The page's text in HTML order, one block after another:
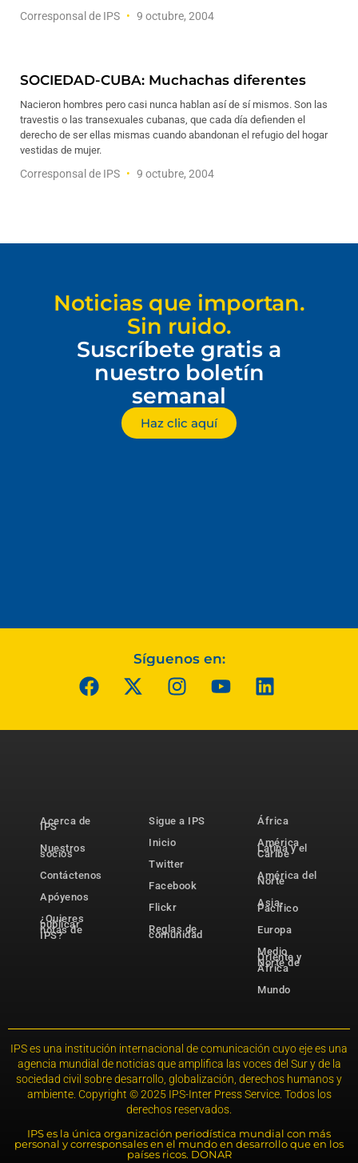
Corresponsal de IPS 9 octubre, 2004
SOCIEDAD-CUBA: Muchachas diferentes
Nacieron hombres pero casi nunca hablan así de sí mismos. Son las
travestis o las transexuales cubanas, que cada día defienden el
derecho de ser ellas mismas cuando abandonan el refugio del hogar
vestidas de mujer.
Corresponsal de IPS 9 octubre, 2004
Noticias que importan.
Sin ruido.
Suscríbete gratis a
nuestro boletín
semanal
Haz clic aquí
Síguenos en:
Acerca de
IPS
Nuestros
socios
Contáctenos
Apóyenos
¿Quieres
publicar
notas de
IPS?
Sigue a IPS
Inicio
Twitter
Facebook
Flickr
Reglas de
comunidad
África
América
Latina y el
Caribe
América del
Norte
Asia-
Pacífico
Europa
Medio
Oriente y
Norte de
África
Mundo
IPS es una institución internacional de comunicación cuyo eje es una
agencia mundial de noticias que amplifica las voces del Sur y de la
sociedad civil sobre desarrollo, globalización, derechos humanos y
ambiente. Copyright © 2025 IPS-Inter Press Service. Todos los
derechos reservados.
IPS es la única organización periodística mundial con más
personal y corresponsales en el mundo en desarrollo que en los
países ricos. DONAR